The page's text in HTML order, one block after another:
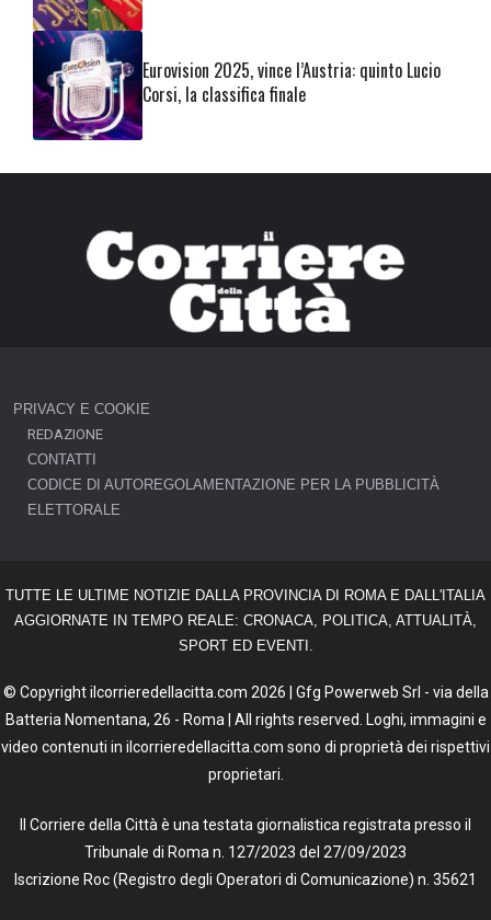
Eurovision 2025, vince l’Austria: quinto Lucio
Corsi, la classifica finale
PRIVACY E COOKIE
REDAZIONE
CONTATTI
CODICE DI AUTOREGOLAMENTAZIONE PER LA PUBBLICITÀ
ELETTORALE
TUTTE LE ULTIME NOTIZIE DALLA PROVINCIA DI ROMA E DALL'ITALIA
AGGIORNATE IN TEMPO REALE: CRONACA, POLITICA, ATTUALITÀ,
SPORT ED EVENTI.
© Copyright ilcorrieredellacitta.com 2026 | Gfg Powerweb Srl - via della
Batteria Nomentana, 26 - Roma | All rights reserved. Loghi, immagini e
video contenuti in ilcorrieredellacitta.com sono di proprietà dei rispettivi
proprietari.
Il Corriere della Città è una testata giornalistica registrata presso il
Tribunale di Roma n. 127/2023 del 27/09/2023
Iscrizione Roc (Registro degli Operatori di Comunicazione) n. 35621